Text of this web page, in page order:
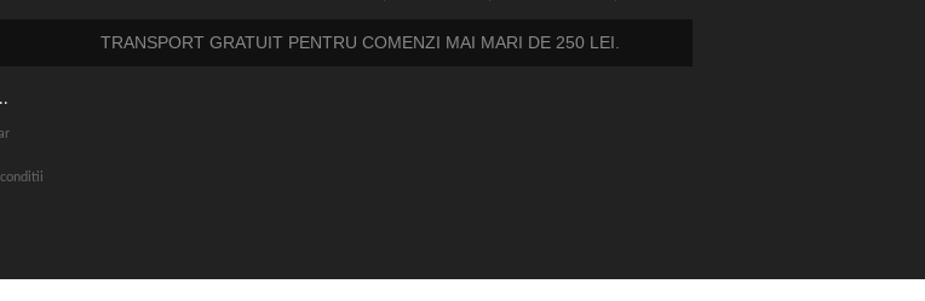
TRANSPORT GRATUIT PENTRU COMENZI MAI MARI DE 250 LEI.